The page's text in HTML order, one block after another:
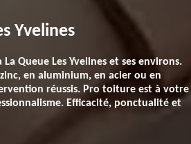
Yvelines
Queue Les Yvelines et ses environs.
en aluminium, en acier ou en
réussis. Pro toiture est à votre
Efficacité, ponctualité et